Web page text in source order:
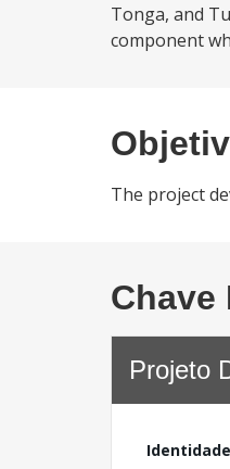
Tonga, and
component
The project
Chave
Projeto